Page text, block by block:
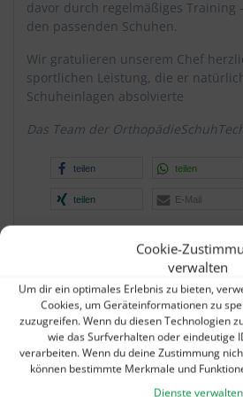
Cookie-
verwalten
Um dir ein optimales Erlebnis zu bieten,
Cookies, um Geräteinformationen zu
zuzugreifen. Wenn du diesen Technologien
wie das Surfverhalten oder eindeutige
verarbeiten. Wenn du deine Zustimmung
können bestimmte Merkmale und
Dienste verwalten
davor durch regelmäßiges Training
den passenden Schuhen.
Wir gratulieren unserem Chef
sportlichen Leistung, die er
Schuheinlagen absolvierte
Das Team der
teilen teilen
teilen E-Mail
Vorherige: Vorheriger
Beitrag:
Wir
wünschen frohe
Weihnachten und einen
guten Rutsch nach
2020!